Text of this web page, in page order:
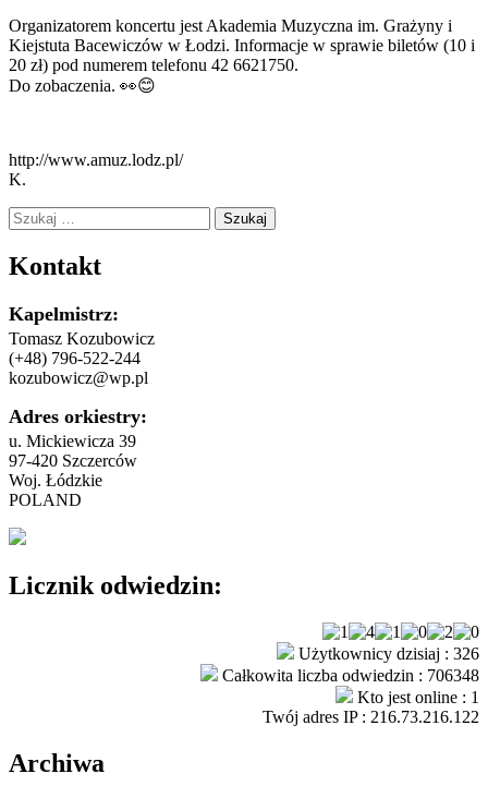
Organizatorem koncertu jest Akademia Muzyczna im. Grażyny i
Kiejstuta Bacewiczów w Łodzi. Informacje w sprawie biletów (10 i
20 zł) pod numerem telefonu 42 6621750.
Do zobaczenia. 👀😊
http://www.amuz.lodz.pl/
K.
Szukaj:
Kontakt
Kapelmistrz:
Tomasz Kozubowicz
(+48) 796-522-244
kozubowicz@wp.pl
Adres orkiestry:
u. Mickiewicza 39
97-420 Szczerców
Woj. Łódzkie
POLAND
Licznik odwiedzin:
Użytkownicy dzisiaj : 326
Całkowita liczba odwiedzin : 706348
Kto jest online : 1
Twój adres IP : 216.73.216.122
Archiwa